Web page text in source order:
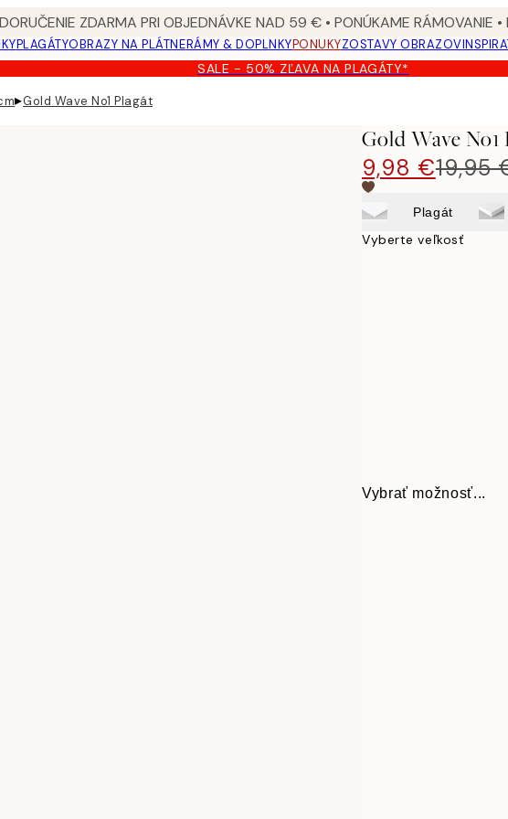
DORUČENIE ZDARMA PRI OBJEDNÁVKE NAD 59 € • PONÚKAME RÁMOVANIE
PLAGÁTYOBRAZY NA PLÁTNERÁMY & DOPLNKYPONUKYZOSTAVY OBRAZOV
SALE - 50% ZĽAVA NA PLAGÁTY*
▸Gold Wave No1 Plagát
Gold Wave No1
9,98 €19,95
Plagát
Vyberte veľkosť
Vybrať možnosť...